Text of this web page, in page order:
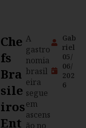
Che
Fs
Bra
Sile
Iros
Ent
A
gastro
nomia
brasil
eira
segue
em
ascens
ão no
Gab
riel
05/
06/
202
6